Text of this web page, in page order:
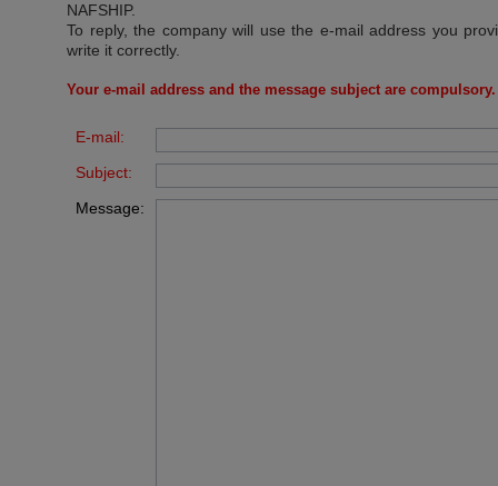
NAFSHIP.
To reply, the company will use the e-mail address you
write it correctly.
Your e-mail address and the message subject are compulsory.
E-mail:
Subject:
Message: